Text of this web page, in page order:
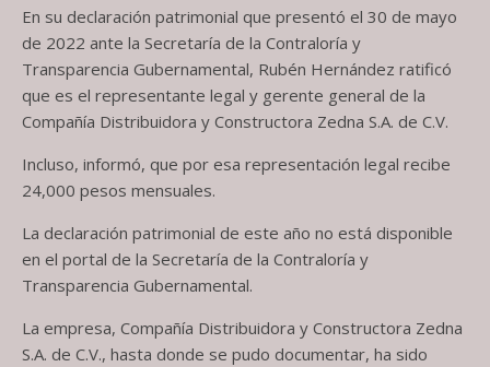
En su declaración patrimonial que presentó el 30 de mayo
de 2022 ante la Secretaría de la Contraloría y
Transparencia Gubernamental, Rubén Hernández ratificó
que es el representante legal y gerente general de la
Compañía Distribuidora y Constructora Zedna S.A. de C.V.
Incluso, informó, que por esa representación legal recibe
24,000 pesos mensuales.
La declaración patrimonial de este año no está disponible
en el portal de la Secretaría de la Contraloría y
Transparencia Gubernamental.
La empresa, Compañía Distribuidora y Constructora Zedna
S.A. de C.V., hasta donde se pudo documentar, ha sido